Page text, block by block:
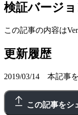
検証バージ
この記事の内容は
更新履歴
2019/03/14 本記事
この記事をシ